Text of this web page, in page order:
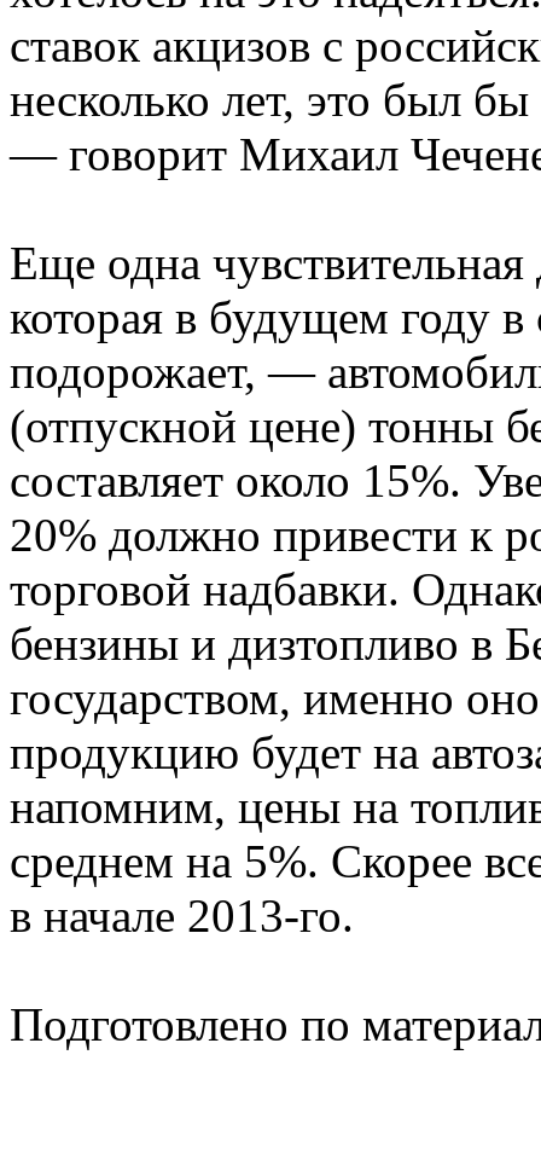
ставок акцизов с
несколько лет, это был
— говорит Михаил
Еще одна
которая в будущем году
подорожает, —
(отпускной цене) тонны
составляет около 15%.
20% должно привести к
торговой надбавки.
бензины и дизтопливо в
государством, именно
продукцию будет на
напомним, цены на
среднем на 5%. Скорее
в начале 2013-го.
Подготовлено по